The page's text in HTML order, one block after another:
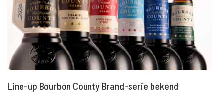
Line-up Bourbon County Brand-serie bekend